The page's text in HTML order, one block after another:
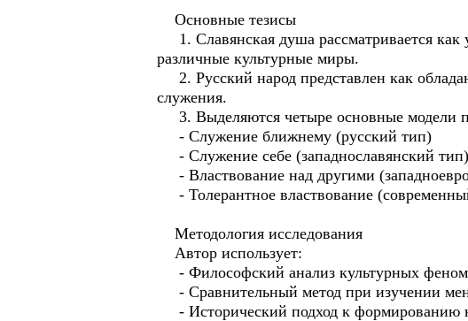
Основные тезисы
1. Славянская душа рассматривается
различные культурные миры.
2. Русский народ представлен как
служения.
3. Выделяются четыре основные модели
- Служение ближнему (русский тип)
- Служение себе (западнославянский тип)
- Властвование над другими
- Толерантное властвование
Методология исследования
Автор использует:
- Философский анализ культурных
- Сравнительный метод при изучении
- Исторический подход к формированию